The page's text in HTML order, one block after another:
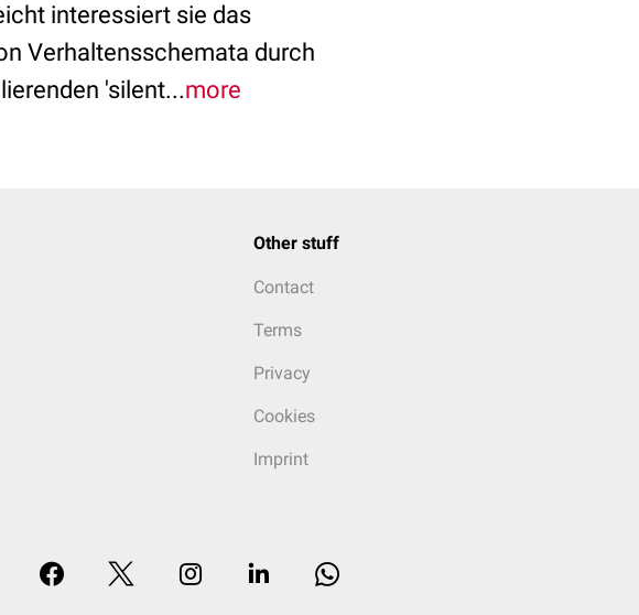
interessiert sie das
Verhaltensschemata durch
'silent...more
Other stuff
Contact
Terms
Privacy
Cookies
Imprint